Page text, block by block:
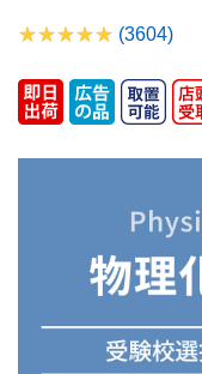
(3604)